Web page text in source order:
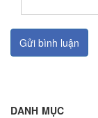
Gửi bình luận
DANH MỤC